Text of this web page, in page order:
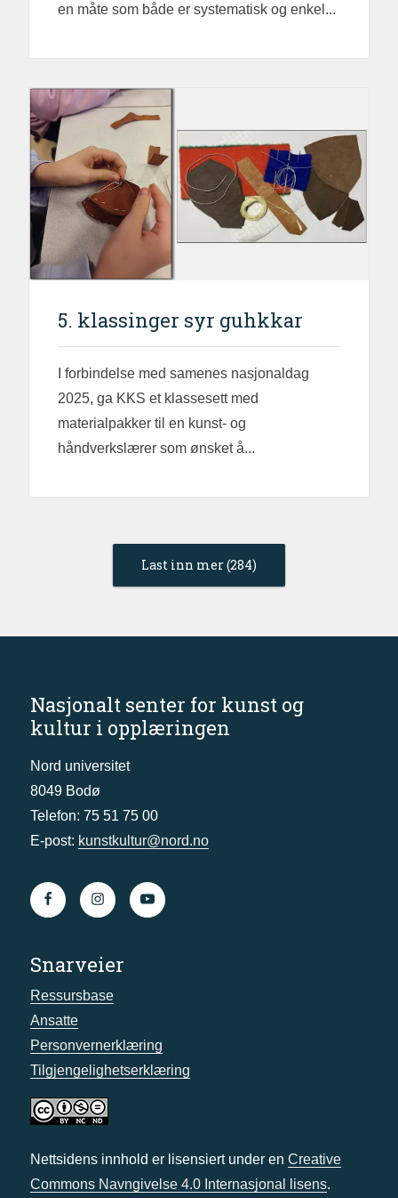
en måte som både er systematisk og enkel...
5. klassinger syr guhkkar
I forbindelse med samenes nasjonaldag
2025, ga KKS et klassesett med
materialpakker til en kunst- og
håndverkslærer som ønsket å...
Last inn mer (284)
Nasjonalt senter for kunst og
kultur i opplæringen
Nord universitet
8049 Bodø
Telefon: 75 51 75 00
E-post: kunstkultur@nord.no
Snarveier
Ressursbase
Ansatte
Personvernerklæring
Tilgjengelighetserklæring
Nettsidens innhold er lisensiert under en Creative
Commons Navngivelse 4.0 Internasjonal lisens.